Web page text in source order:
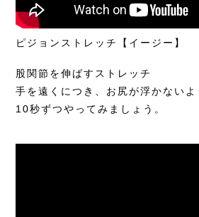
ピジョンストレッチ【イージー】
股関節を伸ばすストレッチ
手を遠くにつき、お尻が浮かないよ
10秒ずつやってみましょう。